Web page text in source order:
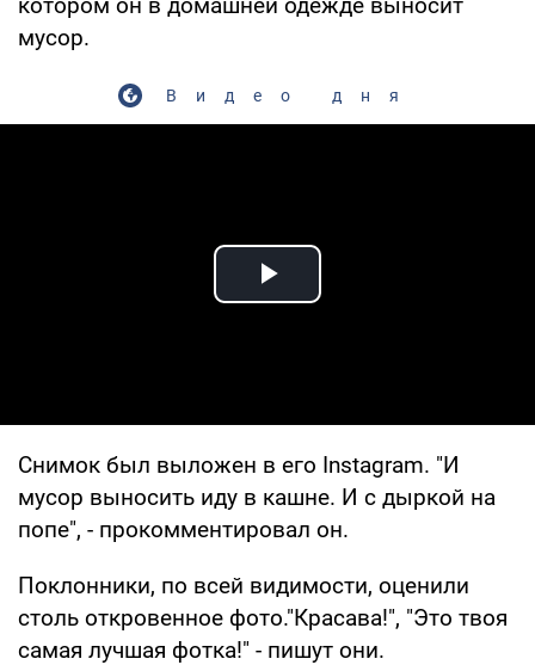
мусор.
Видео дня
Play Video
Снимок был выложен в его Instagram. "И
мусор выносить иду в кашне. И с дыркой на
попе", - прокомментировал он.
Поклонники, по всей видимости, оценили
столь откровенное фото."Красава!", "Это твоя
самая лучшая фотка!" - пишут они.